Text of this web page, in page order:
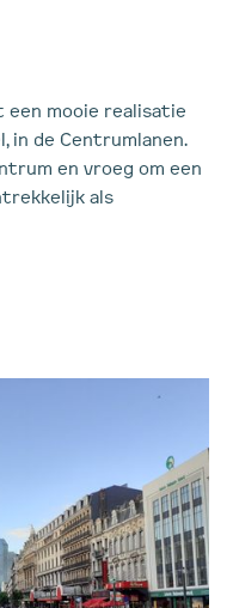
mooie realisatie
in de Centrumlanen.
en vroeg om een
als